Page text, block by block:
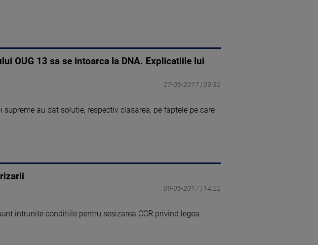
OUG 13 sa se intoarca la DNA. Explicatiile lui
27-06-2017 | 09:32
au dat solutie, respectiv clasarea, pe faptele pe care
09-06-2017 | 14:22
intrunite conditiile pentru sesizarea CCR privind legea